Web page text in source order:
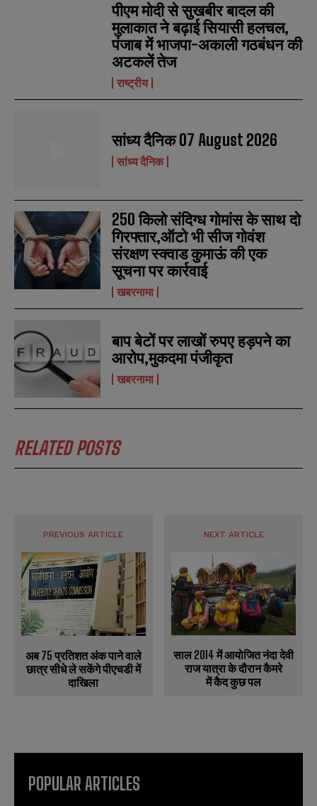
पीएम मोदी से सुखबीर बादल की
मुलाकात ने बढ़ाई सियासी हलचल,
पंजाब में भाजपा-अकाली गठबंधन की
अटकलें तेज
राष्ट्रीय
सांध्य दैनिक 07 August 2026
सांध्य दैनिक
250 किलो संदिग्ध गोमांस के साथ दो
गिरफ्तार,ऑटो भी सीज गोवंश
संरक्षण स्क्वाड कुमाऊं की एक
सूचना पर कार्रवाई
खबरनामा
बाप बेटों पर लाखों रुपए हड़पने का
आरोप,मुकदमा पंजीकृत
खबरनामा
RELATED POSTS
PREVIOUS ARTICLE
अब 75 प्रतिशत अंक पाने वाले
छात्र सीधे ले सकेंगे पीएचडी में
दाखिला
NEXT ARTICLE
साल 2014 में आयोजित नंदा देवी
राज यात्रा के दौरान कैमरे
में कैद कुछ पल
POPULAR ARTICLES